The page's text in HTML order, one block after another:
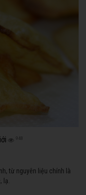
948
từ nguyên liệu chính là
lạ.